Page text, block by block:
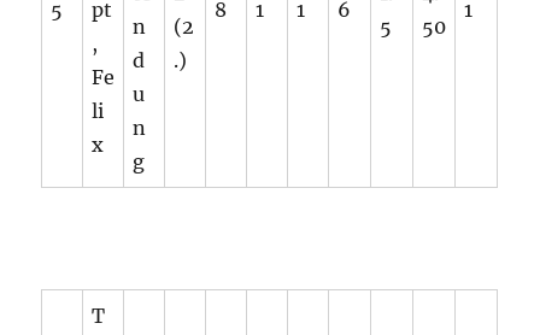
5
pt
,
Fe
li
x
n
d
u
n
g
(2
.)
8 1 1 6
5
50
1
T